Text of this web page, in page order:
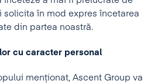
solicita în mod expres încetarea
din partea noastră.
cu caracter personal
menţionat, Ascent Group va